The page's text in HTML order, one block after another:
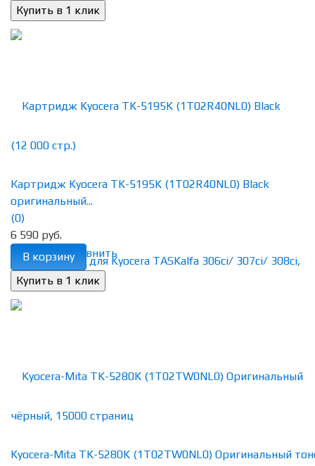
избранное сравнить
Картридж Kyocera TK-5195K (1T02R40NL0) Black
оригинальный...
(0)
6 590 руб.
В корзину
Kyocera-Mita TK-5280K (1T02TW0NL0) Оригинальный